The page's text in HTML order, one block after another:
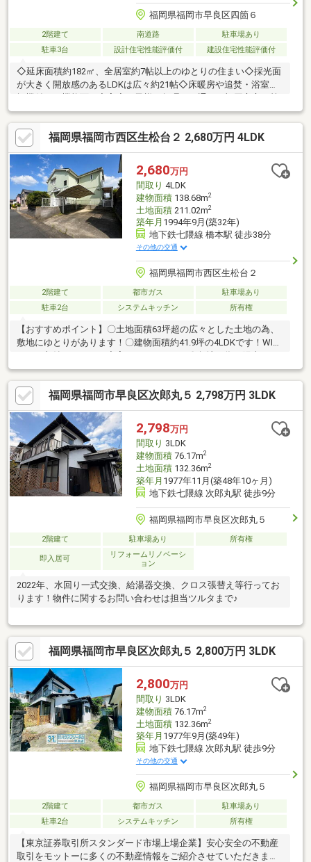
福岡県福岡市早良区四箇６
2階建て 南道路
駐車場あり
駐車3台
設計住宅性能評価付 建設住宅性能評価付
◇延床面積約182㎡、全居室約7帖以上のゆとりの住まい◇採光面
が大きく開放感のあるLDKは広々約21帖◇床暖房や追焚・浴室乾
燥機付きで機能面も充実◇お子様も無理なく通える福岡市立四箇
田小学校まで徒歩4分◆当物件のお問い合わせは、ＦＵＫＵＹＡ
早良店までお願い致します◆ＦＵＫＵＹＡ早良店は、地下鉄七隈
線「賀茂」駅まで徒歩５分の位置にあり、駐車場17台確保して皆
様をお迎えする準備をしております。お電話、メール、ご来店随
時受付中です。お気軽に問い合わせください。※駐車台数は車種
による※写真中の家具等の調度品は対象に含まれません
福岡県福岡市西区生松台２ 2,680万円 4LDK
2,680万円
間取り 4LDK
建物面積138.68m2
土地面積211.02m2
築年月 1994年9月(築32年)
地下鉄七隈線 橋本駅 徒歩38分
その他の交通
福岡県福岡市西区生松台２
2階建て 都市ガス
駐車場あり
駐車2台
システムキッチン 所有権
【おすすめポイント】〇土地面積63坪超の広々とした土地の為、
敷地にゆとりがあります！〇建物面積約41.9坪の4LDKです！WIC
＆通風良好です！〇庭付きなので家庭菜園やガーデニングなど趣
味が捗ります！〇駐車2台可能に加え、カーポートも付いておりま
す！〇閑静な住宅街で落ち着いた暮らしを♪【周辺環境】〇壱岐小
学校・壱岐中学校です！〇「生松台南公園」まで徒歩約1分とすぐ
に遊びに行くことができるので、子育て世帯の方にもオススメで
す！〇リフォーム・リノベーションのご相談も承っております！
是非、お気軽にお問い合わせください！
福岡県福岡市早良区次郎丸５ 2,798万円 3LDK
2,798万円
間取り 3LDK
建物面積76.17m2
土地面積132.36m2
築年月 1977年11月(築48年10ヶ月)
地下鉄七隈線 次郎丸駅 徒歩9分
福岡県福岡市早良区次郎丸５
2階建て 駐車場あり 所有権
即入居可
リフォームリノベーシ
ョン
2022年、水回り一式交換、給湯器交換、クロス張替え等行ってお
ります！物件に関するお問い合わせは担当ツルタまで♪
福岡県福岡市早良区次郎丸５ 2,800万円 3LDK
2,800万円
間取り 3LDK
建物面積76.17m2
土地面積132.36m2
築年月 1977年9月(築49年)
地下鉄七隈線 次郎丸駅 徒歩9分
その他の交通
福岡県福岡市早良区次郎丸５
2階建て 都市ガス
駐車場あり
駐車2台
システムキッチン 所有権
【東京証券取引所スタンダード市場上場企業】安心安全の不動産
取引をモットーに多くの不動産情報をご紹介させていただきま